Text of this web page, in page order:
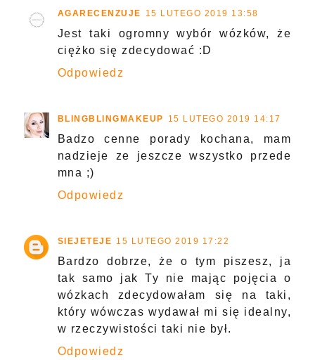
AGARECENZUJE 15 LUTEGO 2019 13:58
Jest taki ogromny wybór wózków, że
ciężko się zdecydować :D
Odpowiedz
BLINGBLINGMAKEUP 15 LUTEGO 2019 14:17
Badzo cenne porady kochana, mam
nadzieje ze jeszcze wszystko przede
mna ;)
Odpowiedz
SIEJETEJE 15 LUTEGO 2019 17:22
Bardzo dobrze, że o tym piszesz, ja
tak samo jak Ty nie mając pojęcia o
wózkach zdecydowałam się na taki,
który wówczas wydawał mi się idealny,
w rzeczywistości taki nie był.
Odpowiedz